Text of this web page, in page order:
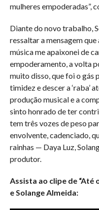
mulheres empoderadas”,
Diante do novo trabalho,
ressaltar a mensagem
música me apaixonei de
empoderamento, a volta
muito disso, que foi o gás
timidez e descer a ‘raba’
produção musical e a
sinto honrado de ter
tem três vozes de peso
envolvente, cadenciado,
rainhas — Daya Luz,
produtor.
Assista ao clipe de “Até
e Solange Almeida: